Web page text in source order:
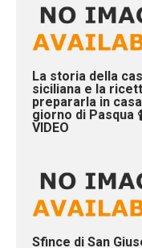
La storia della
siciliana e la
prepararla in
giorno di Pasqua
VIDEO
Sfince di San